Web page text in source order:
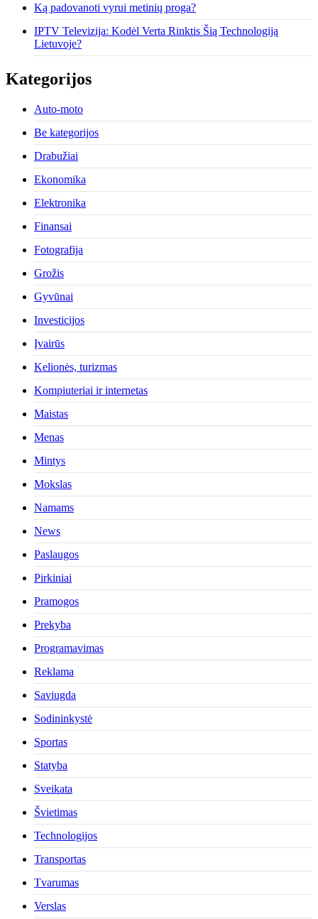
Ką padovanoti vyrui metinių proga?
IPTV Televizija: Kodėl Verta Rinktis Šią Technologiją
Lietuvoje?
Kategorijos
Auto-moto
Be kategorijos
Drabužiai
Ekonomika
Elektronika
Finansai
Fotografija
Grožis
Gyvūnai
Investicijos
Įvairūs
Kelionės, turizmas
Kompiuteriai ir internetas
Maistas
Menas
Mintys
Mokslas
Namams
News
Paslaugos
Pirkiniai
Pramogos
Prekyba
Programavimas
Reklama
Saviugda
Sodininkystė
Sportas
Statyba
Sveikata
Švietimas
Technologijos
Transportas
Tvarumas
Verslas